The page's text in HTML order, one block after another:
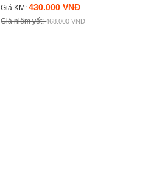
Giá KM: 430.000 VNĐ
Giá niêm yết:468.000 VNĐ